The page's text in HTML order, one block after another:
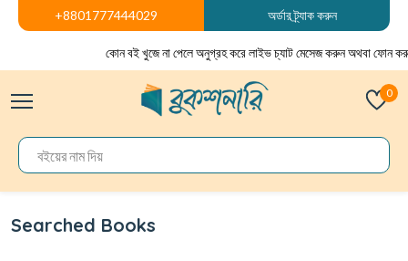
+8801777444029 অর্ডার ট্র্যাক করুন
কোন বই খুজে না পেলে অনুগ্রহ করে লাইভ চ্যাট মেসেজ করুন অথবা ফোন করুন
0
Searched Books